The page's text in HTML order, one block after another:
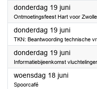
donderdag 19 juni2025
Ontmoetingsfeest Hart voor Zwolle
donderdag 19 juni2025
TKN: Beantwoording technische
donderdag 19 juni2025
Informatiebijeenkomst
woensdag 18 juni2025
Spoorcafé